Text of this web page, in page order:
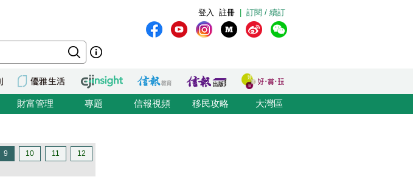
訂閱 / 續訂
註冊
登入
財富管理 專題 信報視頻 移民攻略 大灣區
9 10 11 12